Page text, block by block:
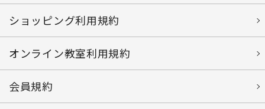
ショッピング利用規約
オンライン教室利用規約
会員規約